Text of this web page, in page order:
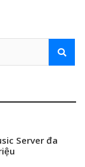
Server đa